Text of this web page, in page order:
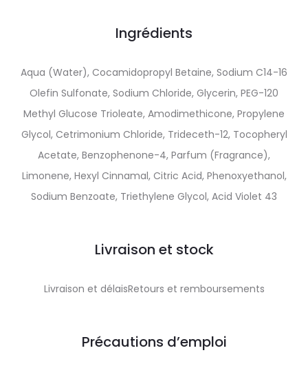
Ingrédients
Aqua (Water), Cocamidopropyl Betaine, Sodium C14-16
Olefin Sulfonate, Sodium Chloride, Glycerin, PEG-120
Methyl Glucose Trioleate, Amodimethicone, Propylene
Glycol, Cetrimonium Chloride, Trideceth-12, Tocopheryl
Acetate, Benzophenone-4, Parfum (Fragrance),
Limonene, Hexyl Cinnamal, Citric Acid, Phenoxyethanol,
Sodium Benzoate, Triethylene Glycol, Acid Violet 43
Livraison et stock
Livraison et délaisRetours et remboursements
Précautions d’emploi